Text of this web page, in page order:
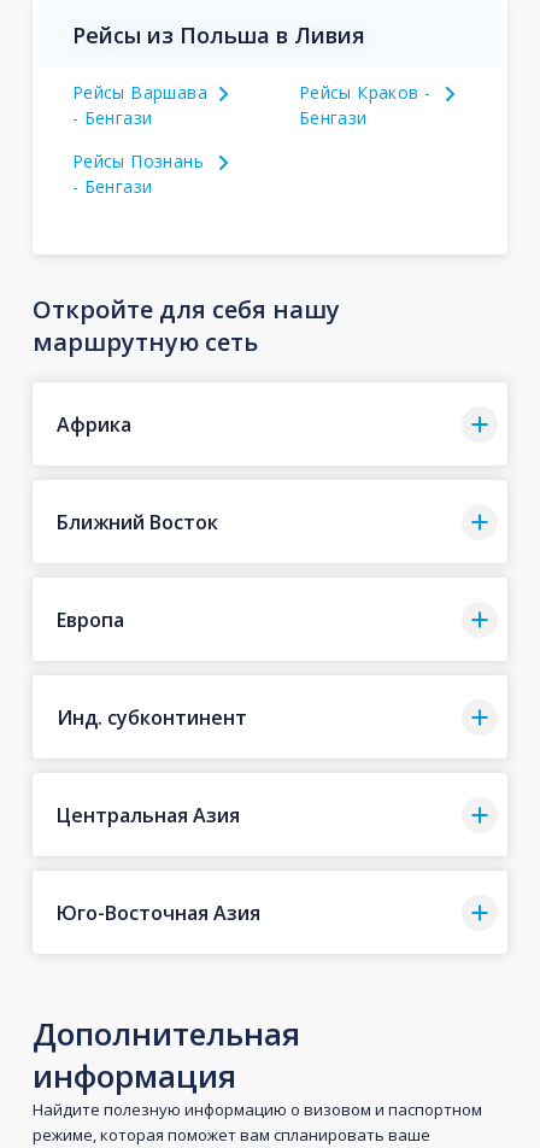
Рейсы из Польша в Ливия
Рейсы Варшава
- Бенгази
Рейсы Краков -
Бенгази
Рейсы Познань
- Бенгази
Откройте для себя нашу
маршрутную сеть
Африка
Ближний Восток
Европа
Инд. субконтинент
Центральная Азия
Юго-Восточная Азия
Дополнительная
информация
Найдите полезную информацию о визовом и паспортном
режиме, которая поможет вам спланировать ваше